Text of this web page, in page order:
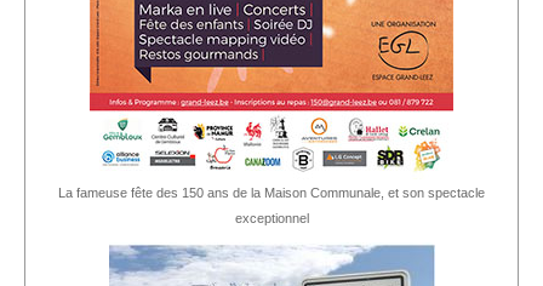
La fameuse fête des 150 ans de la Maison Communale, et son spectacle
exceptionnel